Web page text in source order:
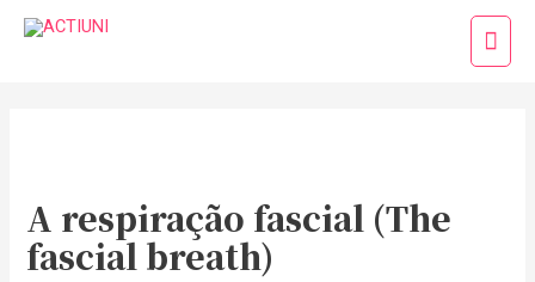
para
A respiração fascial (The
fascial breath)